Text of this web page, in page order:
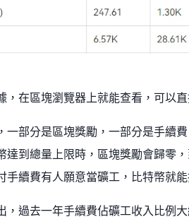
，在區塊瀏覽器上就能查看，可以
一部分是區塊獎勵，一部分是手續
達到總量上限時，區塊獎勵會歸零
手續費有人願意當礦工，比特幣就能
，過去一年手續費佔礦工收入比例